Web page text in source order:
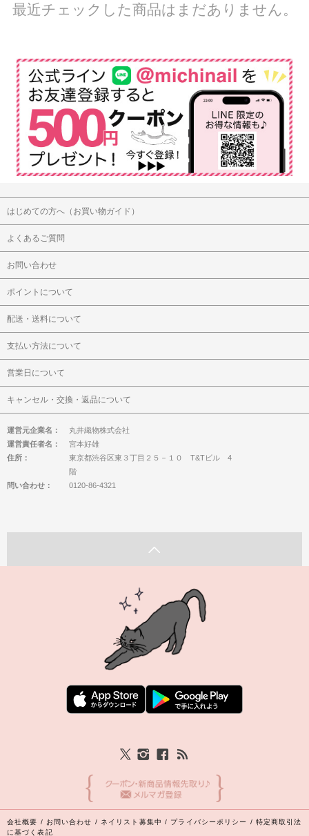
最近チェックした商品はまだありません。
はじめての方へ（お買い物ガイド）
よくあるご質問
お問い合わせ
ポイントについて
配送・送料について
支払い方法について
営業日について
キャンセル・交換・返品について
運営元企業名：
丸井織物株式会社
運営責任者名：
宮本好雄
住所：
東京都渋谷区東３丁目２５－１０ T&Tビル 4
階
問い合わせ：
0120-86-4321
会社概要 / お問い合わせ / ネイリスト募集中 / プライバシーポリシー / 特定商取引法
に基づく表記